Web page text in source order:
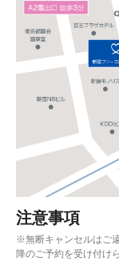
注意事項
※無断キャンセルはご
降のご予約を受け付け